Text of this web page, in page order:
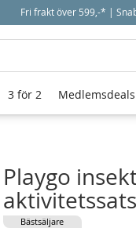
Fri frakt över 599,-* |
Playgo
Bästsäljare
3 för 2 Medlemsdeals